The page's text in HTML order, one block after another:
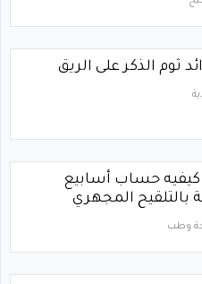
ثوم الذكر على الريق
حساب أسابيع
بالتلقيح المجهري
وطب